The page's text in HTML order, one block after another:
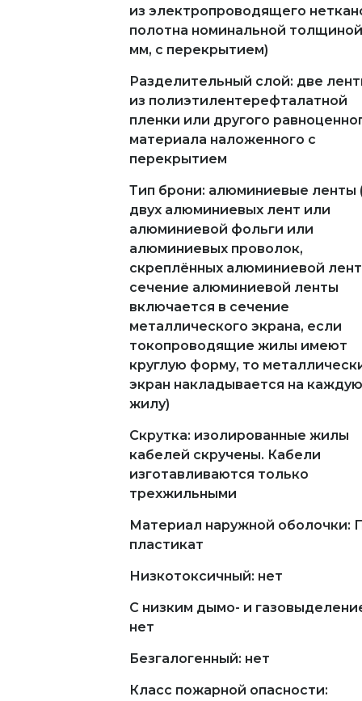
из электропроводящего
полотна номинальной
мм, с перекрытием)
Разделительный слой: две
из полиэтилентерефталатной
пленки или другого
материала наложенного с
перекрытием
Тип брони: алюминиевые ленты
двух алюминиевых лент или
алюминиевой фольги или
алюминиевых проволок,
скреплённых алюминиевой
сечение алюминиевой ленты
включается в сечение
металлического экрана, если
токопроводящие жилы имеют
круглую форму, то
экран накладывается на каждую
жилу)
Скрутка: изолированные жилы
кабелей скручены. Кабели
изготавливаются только
трехжильными
Материал наружной оболочки:
пластикат
Низкотоксичный: нет
С низким дымо- и
нет
Безгалогенный: нет
Класс пожарной опасности: